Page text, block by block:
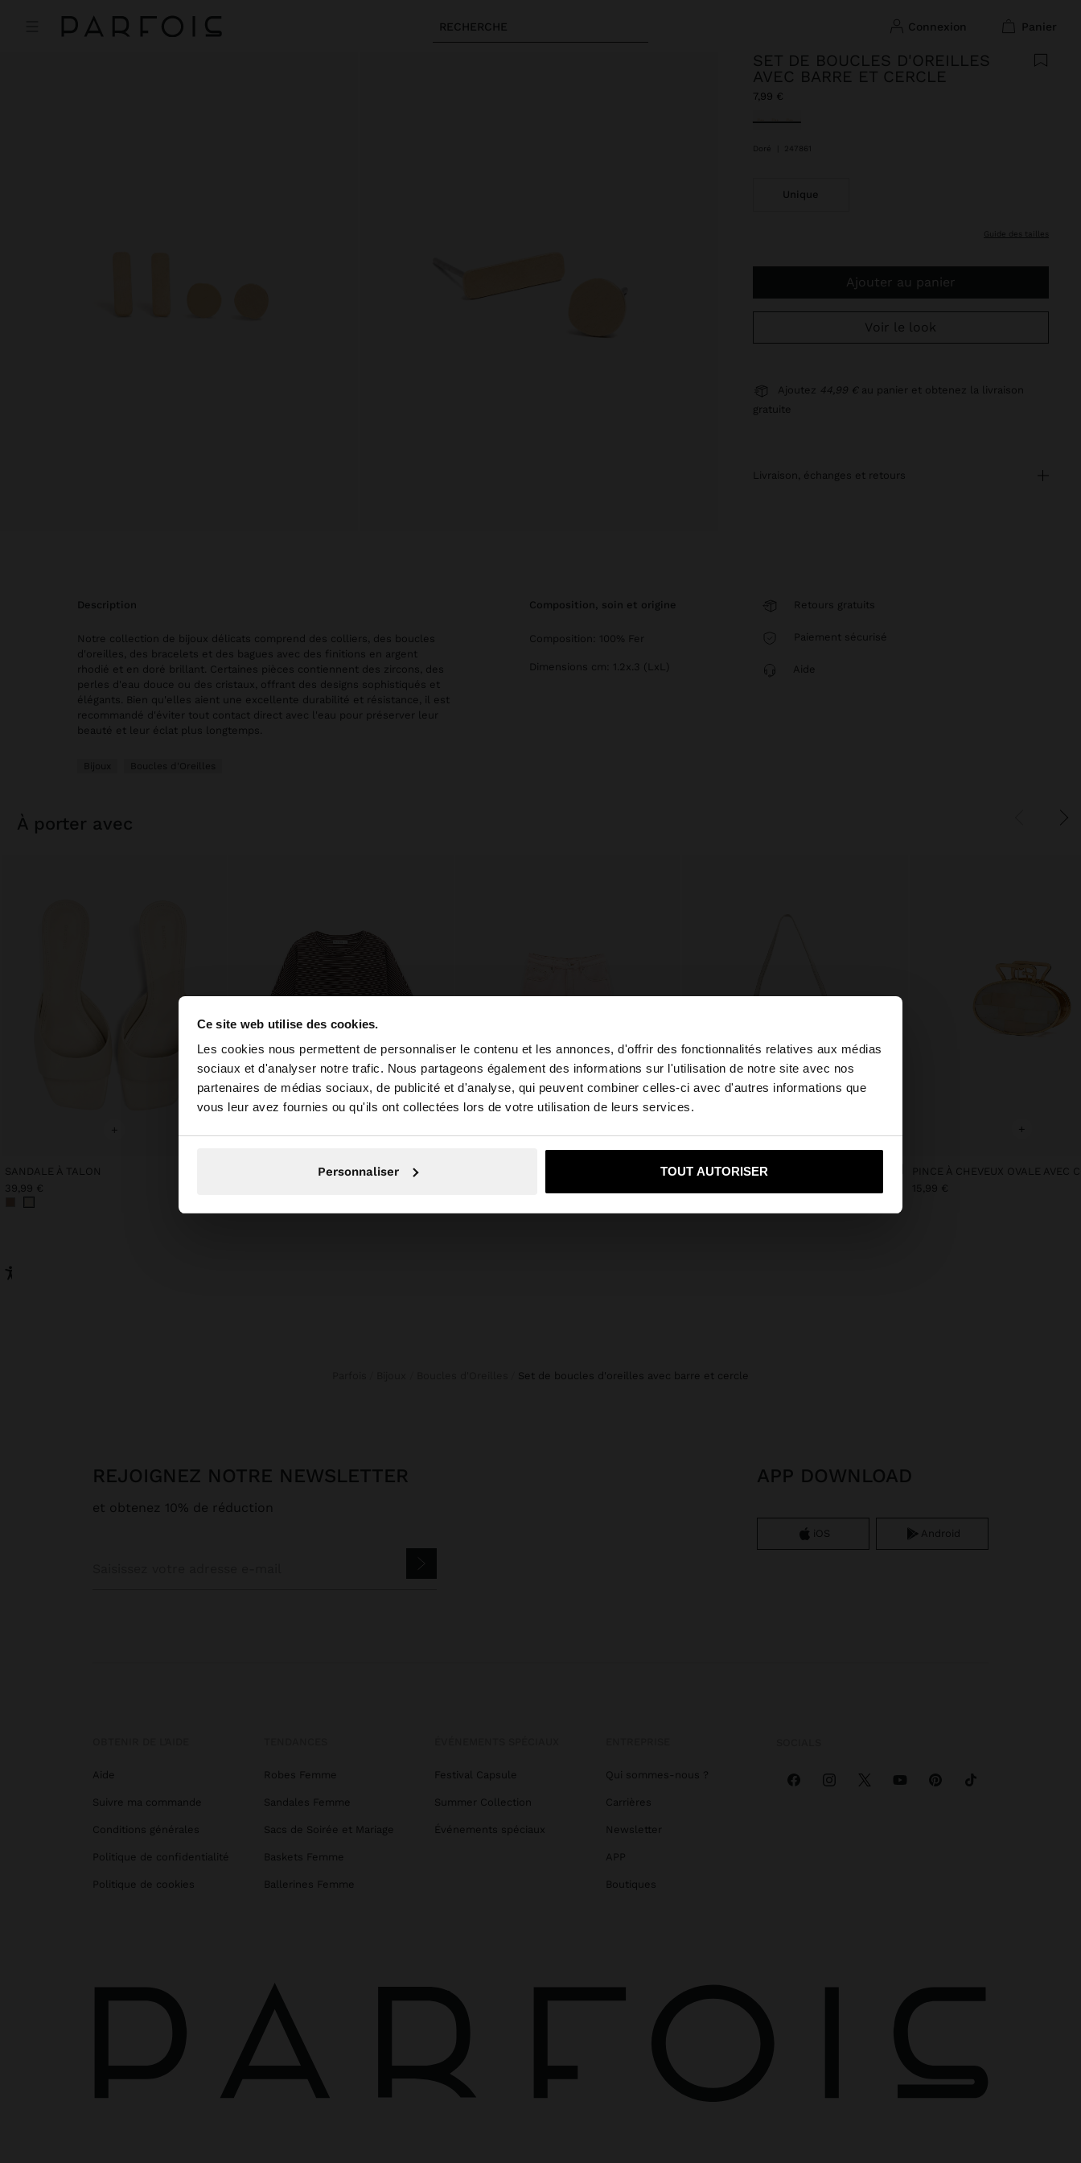
Ce site web utilise des cookies.
Les cookies nous permettent de personnaliser le contenu et les annonces, d'offrir des fonctionnalités relatives aux médias
sociaux et d'analyser notre trafic. Nous partageons également des informations sur l'utilisation de notre site avec nos
partenaires de médias sociaux, de publicité et d'analyse, qui peuvent combiner celles-ci avec d'autres informations que
vous leur avez fournies ou qu'ils ont collectées lors de votre utilisation de leurs services.
Personnaliser TOUT AUTORISER
RECHERCHE connexion panier
bonjour ×
Vous accédez au site depuis Belgique. Voulez-vous parcourir notre site au United States?
Non, je souhaite rester sur Belgique Oui, dirigez-moi vers United States
SET DE BOUCLES D'OREILLES
AVEC BARRE ET CERCLE
7,99 €
sélectionné(s)
Doré 247861
Unique
guide des tailles
Ajouter au panier
Voir le look
Ajoutez 44,99 € au panier et obtenez la livraison
gratuite
livraison, échanges et retours
description
Notre collection de bijoux délicats comprend des colliers, des boucles
d'oreilles, des bracelets et des bagues avec des finitions en argent
rhodié et en doré brillant. Certaines pièces contiennent des zircons, des
perles d'eau douce ou des cristaux, offrant des designs sophistiqués et
élégants. Bien qu'elles aient une excellente durabilité et résistance, il est
recommandé d'éviter tout contact direct avec l'eau pour préserver leur
beauté et leur éclat plus longtemps.
Bijoux Boucles d'Oreilles
composition, soin et origine
Composition: 100% Fer
Dimensions cm: 1.2x.3 (LxL)
Retours gratuits
Paiement sécurisé
Aide
à porter avec
+
SANDALE À TALON
39,99 €
T-SHIRT EN COTON AVEC RAYURES
+
15,99 €
set de boucles d'oreilles avec barre et cercle
REJOIGNEZ NOTRE NEWSLETTER
et obtenez 10% de réduction
APP DOWNLOAD
iOS Android
Aide
Suivre ma commande
Conditions générales
Politique de confidentialité
Politique de cookies
Robes Femme
Sandales Femme
Sacs de Soirée et Mariage
Baskets Femme
Ballerines Femme
Festival Capsule
Summer Collection
Événements spéciaux
Qui sommes-nous ?
Carrières
Newsletter
APP
Boutiques